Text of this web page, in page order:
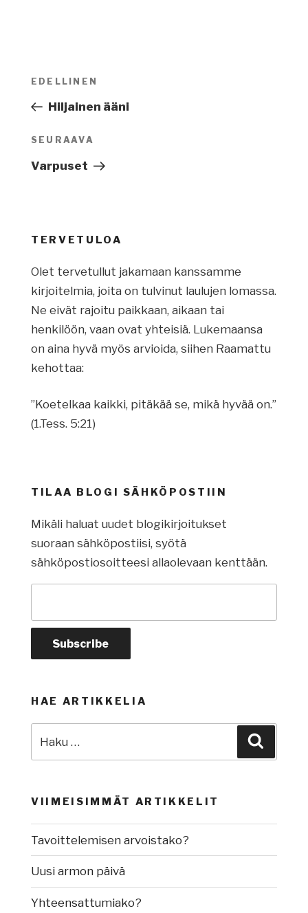
Artikkelien
Edellinen
artikkeli
EDELLINEN
Hiljainen ääni
Seuraava
artikkeli
SEURAAVA
Varpuset
TERVETULOA
Olet tervetullut jakamaan kanssamme
kirjoitelmia, joita on tulvinut laulujen lomassa.
Ne eivät rajoitu paikkaan, aikaan tai
henkilöön, vaan ovat yhteisiä. Lukemaansa
on aina hyvä myös arvioida, siihen Raamattu
kehottaa:
”Koetelkaa kaikki, pitäkää se, mikä hyvää on.”
(1.Tess. 5:21)
TILAA BLOGI SÄHKÖPOSTIIN
Mikäli haluat uudet blogikirjoitukset
suoraan sähköpostiisi, syötä
sähköpostiosoitteesi allaolevaan kenttään.
HAE ARTIKKELIA
VIIMEISIMMÄT ARTIKKELIT
Tavoittelemisen arvoistako?
Uusi armon päivä
Yhteensattumiako?